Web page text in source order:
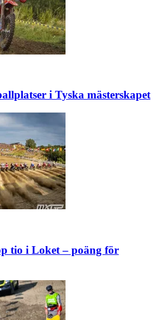
i Tyska mästerskapet
tio i Loket – poäng för